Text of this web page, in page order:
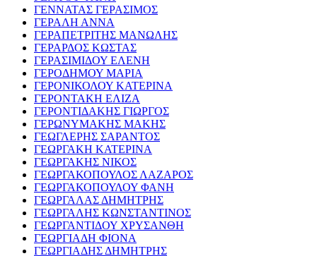
ΓΕΝΝΑΤΑΣ ΓΕΡΑΣΙΜΟΣ
ΓΕΡΑΛΗ ΑΝΝΑ
ΓΕΡΑΠΕΤΡΙΤΗΣ ΜΑΝΩΛΗΣ
ΓΕΡΑΡΔΟΣ ΚΩΣΤΑΣ
ΓΕΡΑΣΙΜΙΔΟΥ ΕΛΕΝΗ
ΓΕΡΟΔΗΜΟΥ ΜΑΡΙΑ
ΓΕΡΟΝΙΚΟΛΟΥ ΚΑΤΕΡΙΝΑ
ΓΕΡΟΝΤΑΚΗ ΕΛΙΖΑ
ΓΕΡΟΝΤΙΔΑΚΗΣ ΓΙΩΡΓΟΣ
ΓΕΡΩΝΥΜΑΚΗΣ ΜΑΚΗΣ
ΓΕΩΓΛΕΡΗΣ ΣΑΡΑΝΤΟΣ
ΓΕΩΡΓΑΚΗ ΚΑΤΕΡΙΝΑ
ΓΕΩΡΓΑΚΗΣ ΝΙΚΟΣ
ΓΕΩΡΓΑΚΟΠΟΥΛΟΣ ΛΑΖΑΡΟΣ
ΓΕΩΡΓΑΚΟΠΟΥΛΟΥ ΦΑΝΗ
ΓΕΩΡΓΑΛΑΣ ΔΗΜΗΤΡΗΣ
ΓΕΩΡΓΑΛΗΣ ΚΩΝΣΤΑΝΤΙΝΟΣ
ΓΕΩΡΓΑΝΤΙΔΟΥ ΧΡΥΣΑΝΘΗ
ΓΕΩΡΓΙΑΔΗ ΦΙΟΝΑ
ΓΕΩΡΓΙΑΔΗΣ ΔΗΜΗΤΡΗΣ